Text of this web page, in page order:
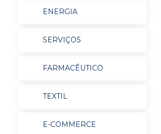
ENERGIA
SERVIÇOS
FARMACÊUTICO
TEXTIL
E-COMMERCE